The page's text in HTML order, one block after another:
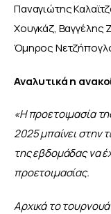
Παναγιώτης
Χουγκάζ,
Όμηρος
Αναλυτικά η
«Η προετοιμασία
2025 μπαίνει στην
της εβδομάδας να
προετοιμασίας.
Αρχικά το